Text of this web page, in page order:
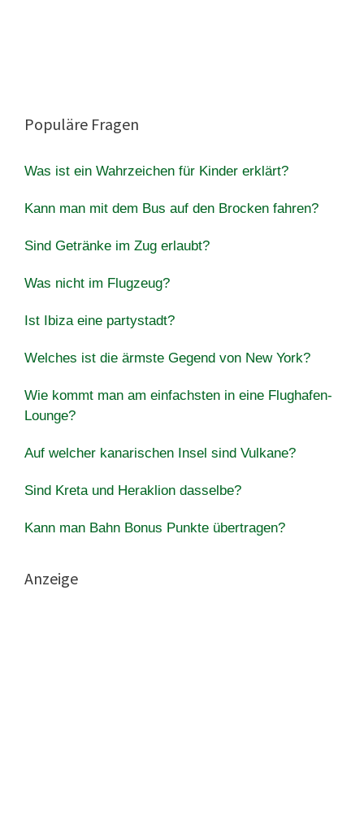
Populäre Fragen
Was ist ein Wahrzeichen für Kinder erklärt?
Kann man mit dem Bus auf den Brocken fahren?
Sind Getränke im Zug erlaubt?
Was nicht im Flugzeug?
Ist Ibiza eine partystadt?
Welches ist die ärmste Gegend von New York?
Wie kommt man am einfachsten in eine Flughafen-
Lounge?
Auf welcher kanarischen Insel sind Vulkane?
Sind Kreta und Heraklion dasselbe?
Kann man Bahn Bonus Punkte übertragen?
Anzeige